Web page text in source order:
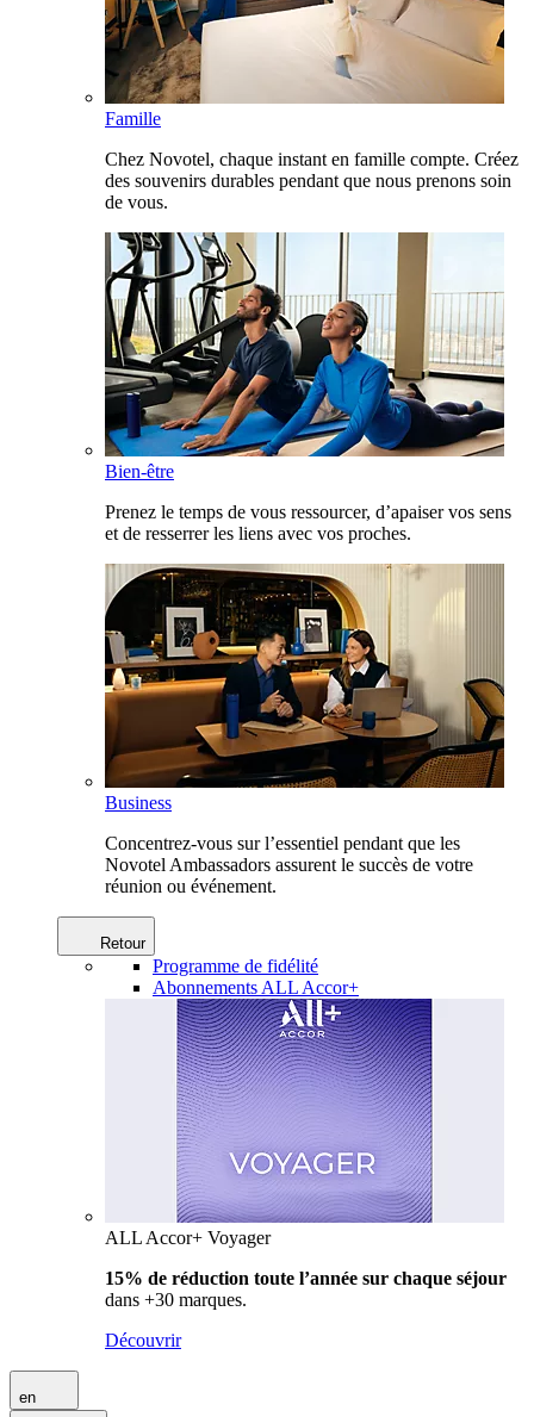
Famille
Chez Novotel, chaque instant en famille compte. Créez
des souvenirs durables pendant que nous prenons soin
de vous.
Bien-être
Prenez le temps de vous ressourcer, d’apaiser vos sens
et de resserrer les liens avec vos proches.
Business
Concentrez-vous sur l’essentiel pendant que les
Novotel Ambassadors assurent le succès de votre
réunion ou événement.
Retour
Programme de fidélité
Abonnements ALL Accor+
ALL Accor+ Voyager
15% de réduction toute l’année sur chaque séjour
dans +30 marques.
Découvrir
en